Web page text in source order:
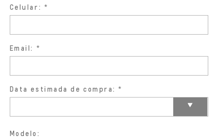
Celular:
Email:
Data estimada de compra:
Modelo: